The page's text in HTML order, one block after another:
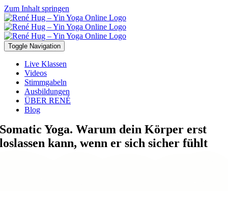
Zum Inhalt springen
Toggle Navigation
Live Klassen
Videos
Stimmgabeln
Ausbildungen
ÜBER RENÉ
Blog
Somatic Yoga. Warum dein Körper erst
loslassen kann, wenn er sich sicher fühlt